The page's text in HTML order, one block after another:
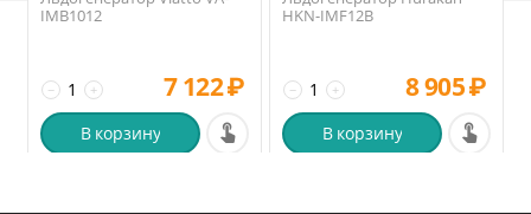
IMB1012
+
− 7 122₽
В корзину
HKN-IMF12B
+
− 8 905₽
В корзину